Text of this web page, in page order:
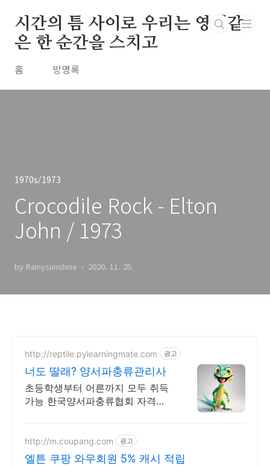
시간의 틈 사이로 우리는 영원같
은 한 순간을 스치고
홈 방명록
1970s/1973
Crocodile Rock - Elton
John / 1973
by Rainysunshine 2020. 11. 25.
http://reptile.pylearningmate.com 광고
너도 딸래? 양서파충류관리사
초등학생부터 어른까지 모두 취득
가능 한국양서파충류협회 자격증,
http://m.coupang.com 광고
엘튼 쿠팡 와우회원 5% 캐시 적립